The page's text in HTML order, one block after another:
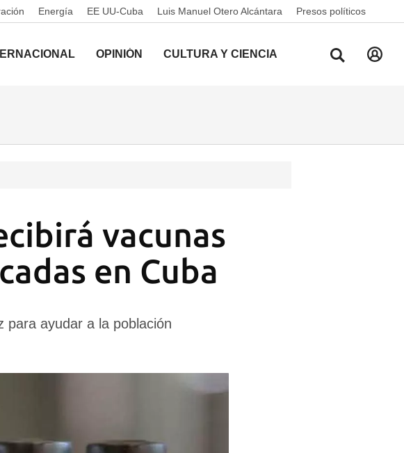
Energía EE UU-Cuba Luis Manuel Otero Alcántara Presos políticos
OPINIÓN CULTURA Y CIENCIA
vacunas
en Cuba
para ayudar a la población